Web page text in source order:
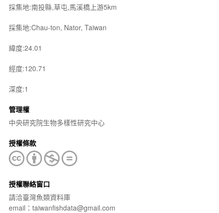
採集地:南投縣,草屯,馬溪橋上游5km
採集地:Chau-ton, Nator, Taiwan
緯度:24.01
經度:120.71
深度:1
管理權
中央研究院生物多樣性研究中心
授權條款
授權聯絡窗口
請洽臺灣魚類資料庫
email：taiwanfishdata@gmail.com